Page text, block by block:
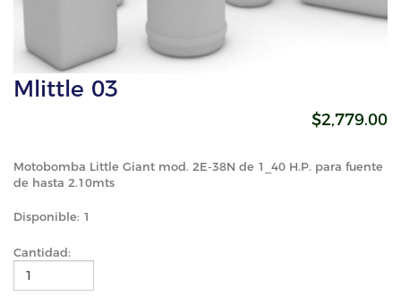
Mlittle 03
$2,779.00
Motobomba Little Giant mod. 2E-38N de 1_40 H.P. para fuente
de hasta 2.10mts
Disponible: 1
Cantidad: